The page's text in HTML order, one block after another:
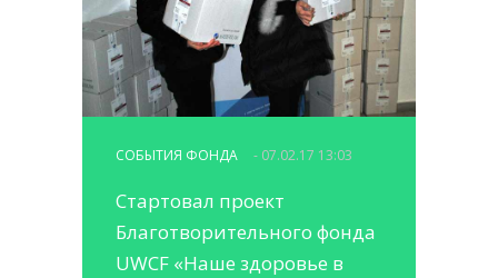
СОБЫТИЯ ФОНДА - 07.02.17 13:03
Стартовал проект
Благотворительного фонда
UWCF «Наше здоровье в